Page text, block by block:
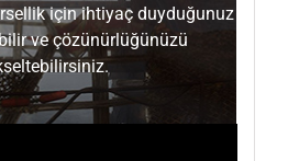
için ihtiyaç duyduğunuz
ve çözünürlüğünüzü